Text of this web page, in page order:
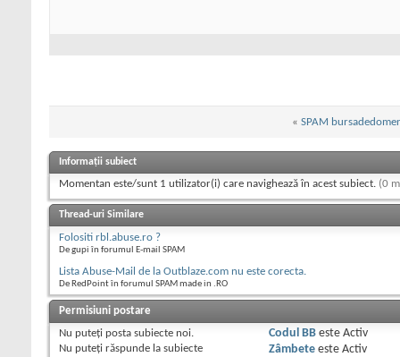
« SPAM
Informații subiect
Momentan este/sunt 1 utilizator(i) care navighează în acest subiect. (0
Thread-uri Similare
Folositi rbl.abuse.ro ?
De gupi în forumul E-mail SPAM
Lista Abuse-Mail de la Outblaze.com nu este corecta.
De RedPoint în forumul SPAM made in .RO
Permisiuni postare
Nu puteţi posta subiecte noi.
Nu puteţi răspunde la subiecte
Codul BBeste Activ
Zâmbeteeste Activ